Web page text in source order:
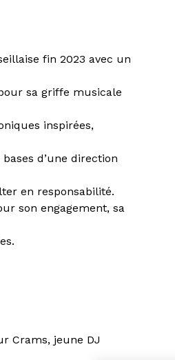
fin 2023 avec un
sa griffe musicale
inspirées,
d’une direction
en responsabilité.
son engagement, sa
Crams, jeune DJ